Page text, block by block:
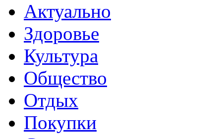
Актуально
Здоровье
Культура
Общество
Отдых
Покупки